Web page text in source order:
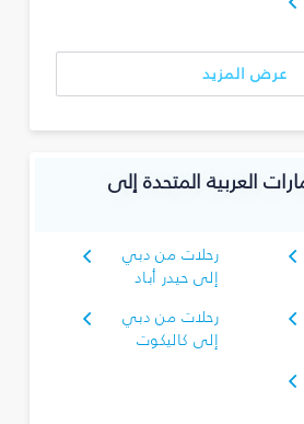
عرض المزيد
العربية المتحدة إلى
رحلات من دبي
إلى حيدر أباد
رحلات من دبي
إلى كاليكوت